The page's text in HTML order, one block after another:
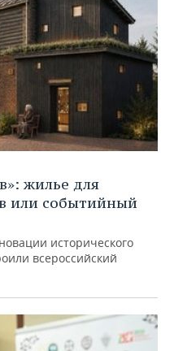
жилье для
или событийный
исторического
всероссийский